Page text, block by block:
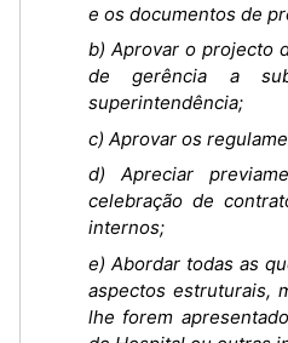
e os documentos de
b) Aprovar o projecto
de gerência a
superintendência;
c) Aprovar os
d) Apreciar
celebração de
internos;
e) Abordar todas as
aspectos estruturais,
lhe forem